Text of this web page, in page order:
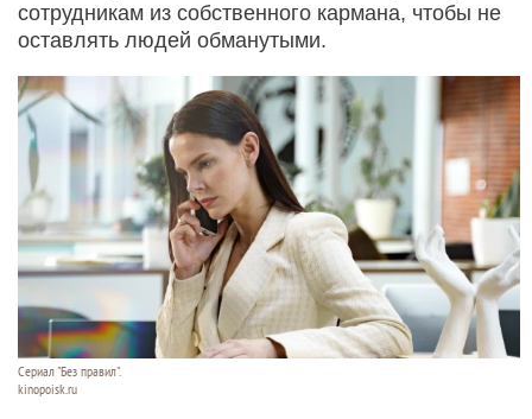
сотрудникам из собственного кармана, чтобы не
оставлять людей обманутыми.
Сериал "Без правил".
kinopoisk.ru